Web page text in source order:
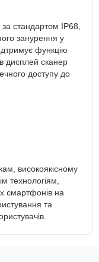
стандартом IP68,
занурення у
функцію
дисплей сканер
доступу до
високоякісному
технологіям,
смартфонів на
та